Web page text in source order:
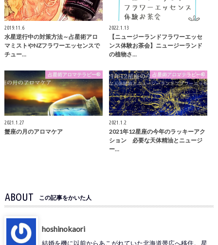
2019.11.6
水星逆行中の対策方法～占星術アロ
マミストやNZフラワーエッセンスで
チュー…
2022.1.13
【ニュージーランドフラワーエッセ
ンス体験お茶会】ニュージーランド
の植物さ…
占星術アロマテラピー®
2021.1.27
蟹座の月のアロマケア
占星術アロマテラピー®
2021.1.2
2021年12星座の今年のラッキーアク
ション 必要な天体精油とニュージ
ー…
ABOUT この記事をかいた人
hoshinokaori
結婚を機に以前からあこがれていた北海道帯広へ移住。 星